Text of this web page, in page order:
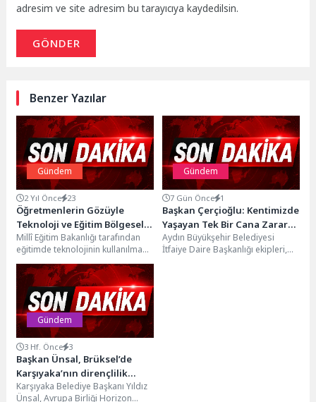
adresim ve site adresim bu tarayıcıya kaydedilsin.
GÖNDER
Benzer Yazılar
Gündem
2 Yıl Önce 23
Öğretmenlerin Gözüyle
Teknoloji ve Eğitim Bölgesel
Çalıştayları Raporu
Yayımlandı
Millî Eğitim Bakanlığı tarafından
eğitimde teknolojinin kullanılması
konularında politika geliştirmede
rehberlik yapması amacıyla
“Cumhuriyetin 100....
Gündem
7 Gün Önce 1
Başkan Çerçioğlu: Kentimizde
Yaşayan Tek Bir Cana Zarar
Gelmemesi İçin
Çalışmalarımızı
Aydın Büyükşehir Belediyesi
İtfaiye Daire Başkanlığı ekipleri,
Gündem
3 Hf. Önce 3
Başkan Ünsal, Brüksel’de
Karşıyaka’nın dirençlilik
vizyonunu anlattı
Karşıyaka Belediye Başkanı Yıldız
Ünsal, Avrupa Birliği Horizon